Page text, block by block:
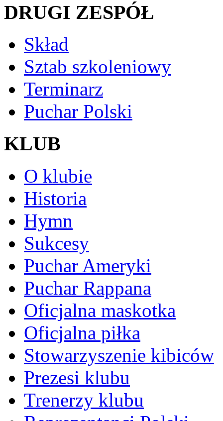
DRUGI ZESPÓŁ
Skład
Sztab szkoleniowy
Terminarz
Puchar Polski
KLUB
O klubie
Historia
Hymn
Sukcesy
Puchar Ameryki
Puchar Rappana
Oficjalna maskotka
Oficjalna piłka
Stowarzyszenie kibiców
Prezesi klubu
Trenerzy klubu